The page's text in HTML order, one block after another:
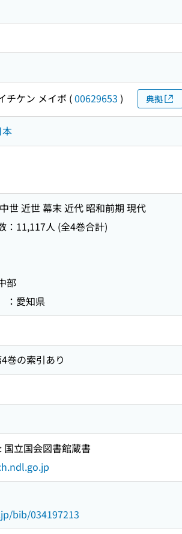
チケン メイボ (00629653 ) 典拠
世 近世 幕末 近代 昭和前期 現代
：11,117人 (全4巻合計)
部
：愛知県
巻の索引あり
国立国会図書館蔵書
bib/034197213